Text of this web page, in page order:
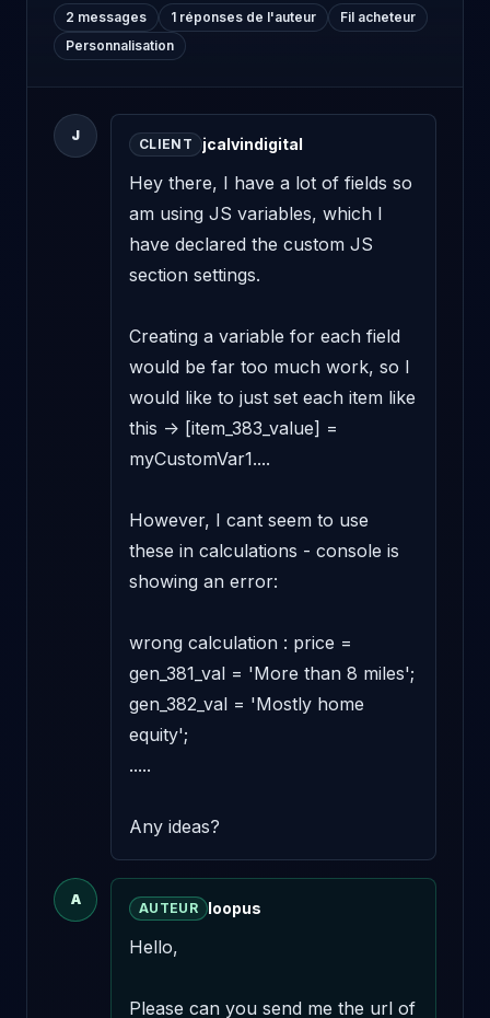
2 messages 1 réponses de l'auteur
Fil acheteur
Personnalisation
J
CLIENT jcalvindigital
Hey there, I have a lot of fields so
am using JS variables, which I
have declared the custom JS
section settings.
Creating a variable for each field
would be far too much work, so I
would like to just set each item like
this -> [item_383_value] =
myCustomVar1....
However, I cant seem to use
these in calculations - console is
showing an error:
wrong calculation : price =
gen_381_val = 'More than 8 miles';
gen_382_val = 'Mostly home
equity';
.....
Any ideas?
A
AUTEUR loopus
Hello,
Please can you send me the url of